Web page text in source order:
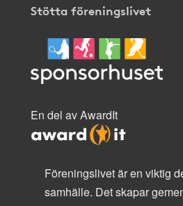
Stötta föreningslivet
En del av AwardIt
Föreningslivet är en viktig
samhälle. Det skapar